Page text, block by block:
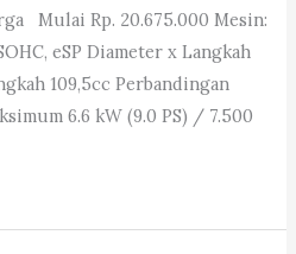
Mulai Rp. 20.675.000 Mesin:
eSP Diameter x Langkah
109,5cc Perbandingan
6.6 kW (9.0 PS) / 7.500